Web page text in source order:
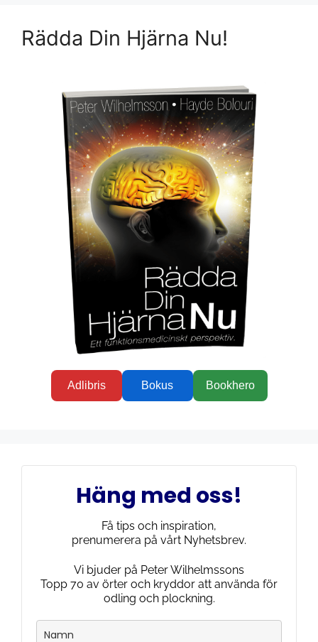
Rädda Din Hjärna Nu!
Adlibris Bokus Bookhero
Häng med oss!
Få tips och inspiration,
prenumerera på vårt Nyhetsbrev.
Vi bjuder på Peter Wilhelmssons
Topp 70 av örter och kryddor att använda för
odling och plockning.